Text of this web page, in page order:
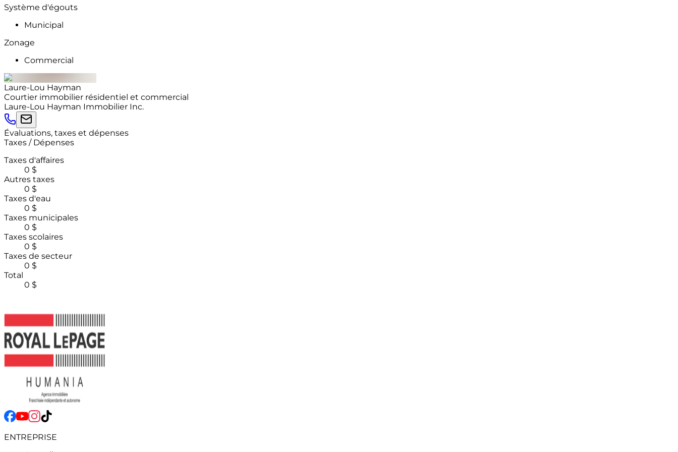
Système d'égouts
Municipal
Zonage
Commercial
Laure-Lou Hayman
Courtier immobilier résidentiel et commercial
Laure-Lou Hayman Immobilier Inc.
Évaluations, taxes et dépenses
Taxes / Dépenses
Taxes d'affaires
0 $
Autres taxes
0 $
Taxes d'eau
0 $
Taxes municipales
0 $
Taxes scolaires
0 $
Taxes de secteur
0 $
Total
0 $
ENTREPRISE